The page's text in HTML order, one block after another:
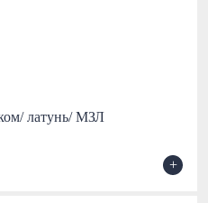
латунь/ МЗЛ
+